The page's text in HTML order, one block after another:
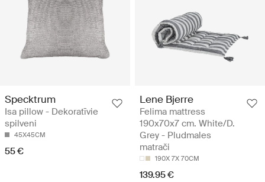
Specktrum
Isa pillow - Dekoratīvie
spilveni
45X45CM
55 €
Lene Bjerre
Felima mattress
190x70x7 cm. White/D.
Grey - Pludmales
matrači
190X 7X 70CM
139.95 €